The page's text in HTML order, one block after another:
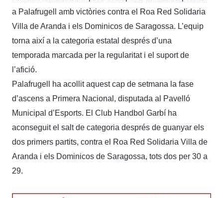
a Palafrugell amb victòries contra el Roa Red Solidaria
Villa de Aranda i els Dominicos de Saragossa. L’equip
torna així a la categoria estatal després d’una
temporada marcada per la regularitat i el suport de
l’afició.
Palafrugell ha acollit aquest cap de setmana la fase
d’ascens a Primera Nacional, disputada al Pavelló
Municipal d’Esports. El Club Handbol Garbí ha
aconseguit el salt de categoria després de guanyar els
dos primers partits, contra el Roa Red Solidaria Villa de
Aranda i els Dominicos de Saragossa, tots dos per 30 a
29.